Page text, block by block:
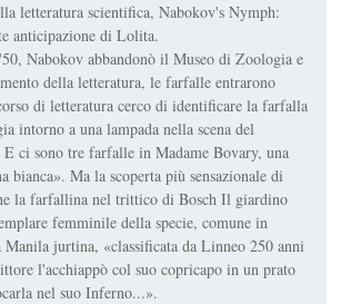
letteratura scientifica, Nabokov's Nymph:
anticipazione di Lolita.
Nabokov abbandonò il Museo di Zoologia e
della letteratura, le farfalle entrarono
di letteratura cerco di identificare la farfalla
intorno a una lampada nella scena del
ci sono tre farfalle in Madame Bovary, una
bianca». Ma la scoperta più sensazionale di
la farfallina nel trittico di Bosch Il giardino
femminile della specie, comune in
Manila jurtina, «classificata da Linneo 250 anni
l'acchiappò col suo copricapo in un prato
nel suo Inferno...».